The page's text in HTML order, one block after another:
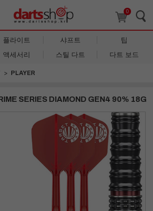
0
플라이트 샤프트
팁
액세서리 스틸 다트 다트 보드
PLAYER
SERIES DIAMOND GEN4 90% 18G